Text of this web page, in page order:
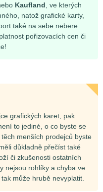
Kaufland , ve kterých
natož grafické karty,
také na sebe nebere
pořizovacích cen či
grafických karet, pak
to jediné, o co byste se
menších prodejců byste
důkladně přečíst také
či zkušenosti ostatních
nejsou rohlíky a chyba ve
může hrubě nevyplatit.